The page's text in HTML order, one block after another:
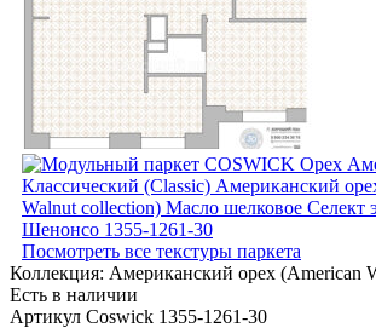
Посмотреть все текстуры паркета
Коллекция: Американский орех (American
Есть в наличии
Артикул Coswick 1355-1261-30